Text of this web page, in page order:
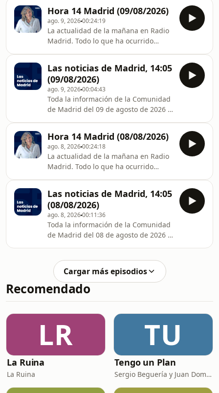
Hora 14 Madrid (09/08/2026)
ago. 9, 202600:24:19
La actualidad de la mañana en Radio
Madrid. Todo lo que ha ocurrido
Isabel Salvador
Las noticias de Madrid, 14:05
(09/08/2026)
ago. 9, 202600:04:43
Toda la información de la Comunidad
de Madrid del 09 de agosto de 2026 a
Hora 14 Madrid (08/08/2026)
ago. 8, 202600:24:18
La actualidad de la mañana en Radio
Madrid. Todo lo que ha ocurrido
Isabel Salvador
Las noticias de Madrid, 14:05
(08/08/2026)
ago. 8, 202600:11:36
Toda la información de la Comunidad
de Madrid del 08 de agosto de 2026 a
Cargar más episodios
Recomendado
LR
La Ruina
La Ruina
TU
Tengo un Plan
Sergio Beguería y Juan Domínguez